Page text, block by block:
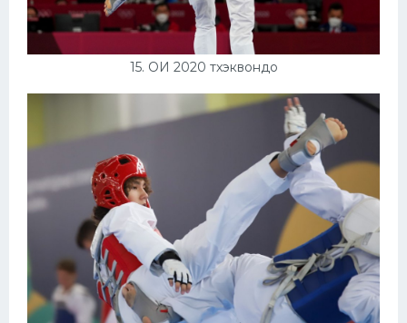
15. ОИ 2020 тхэквондо